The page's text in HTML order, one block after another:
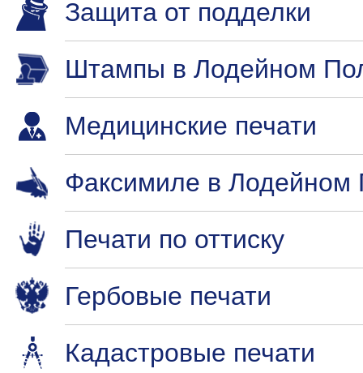
Защита от подделки
Штампы в Лодейном
Медицинские печати
Факсимиле в Лодейном
Печати по оттиску
Гербовые печати
Кадастровые печати